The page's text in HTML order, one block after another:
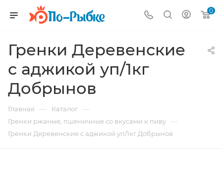
0
Гренки Деревенские
с аджикой уп/1кг
Добрынов
Главная — Каталог —
Гренки ржаные, пшеничные со вкусами к пиву —
Гренки Деревенские с аджикой уп/1кг Добрынов